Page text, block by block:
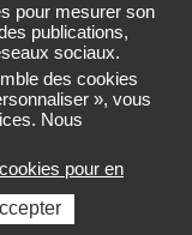
pour mesurer son
publications,
sociaux.
des cookies
», vous
Nous
pour en
de votre Agence